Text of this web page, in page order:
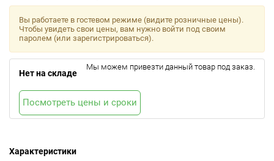
Характеристики
Вы работаете в гостевом режиме (видите розничные цены).
Чтобы увидеть свои цены, вам нужно войти под своим
паролем (или зарегистрироваться).
Нет на складе
Мы можем привезти данный товар под заказ.
Посмотреть цены и сроки